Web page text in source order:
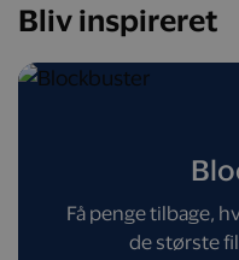
Bliv inspireret
Få penge tilbage,
de største